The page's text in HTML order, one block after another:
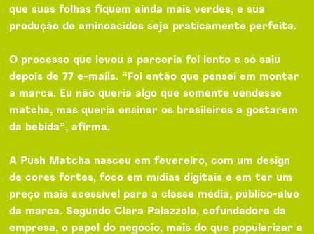
que suas folhas fiquem ainda mais verdes, e sua
produção de aminoácidos seja praticamente perfeita.
O processo que levou à parceria foi lento e só saiu
depois de 77 e-mails. “Foi então que pensei em montar
a marca. Eu não queria algo que somente vendesse
matcha, mas queria ensinar os brasileiros a gostarem
da bebida”, afirma.
A Push Matcha nasceu em fevereiro, com um design
de cores fortes, foco em mídias digitais e em ter um
preço mais acessível para a classe média, público-alvo
da marca. Segundo Clara Palazzolo, cofundadora da
empresa, o papel do negócio, mais do que popularizar a